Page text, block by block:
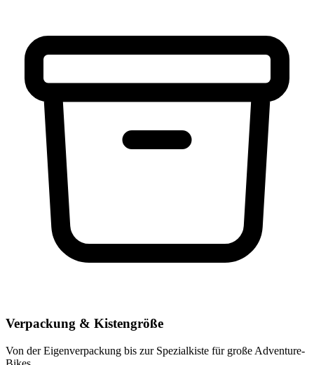
Verpackung & Kistengröße
Von der Eigenverpackung bis zur Spezialkiste für große Adventure-